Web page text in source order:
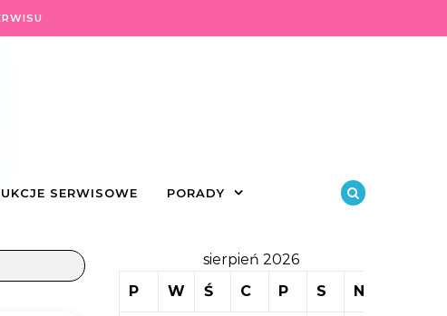
SERWISOWE PORADY
sierpień 2026
P
W Ś C P S N